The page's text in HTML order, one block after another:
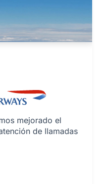
mejorado el
de llamadas